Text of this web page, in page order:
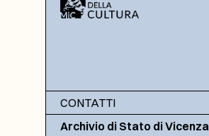
CONTATTI
Archivio di Stato di Vicenza